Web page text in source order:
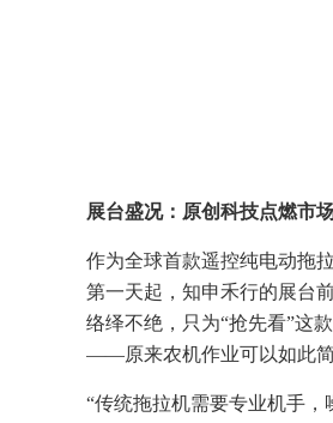
展台盛况：原创科技点燃市
作为全球首款遥控纯电动拖
第一天起，知申禾行的展台
络绎不绝，只为“抢先看”这
——原来农机作业可以如此简
“传统拖拉机需要专业机手